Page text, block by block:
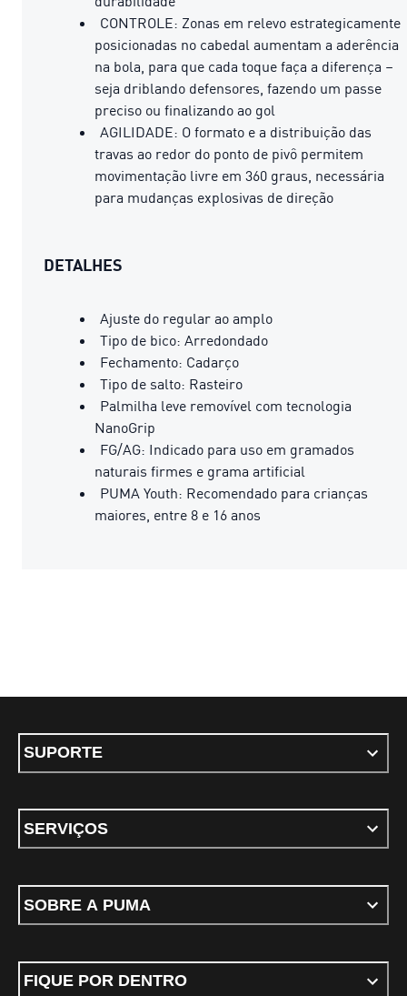
CONTROLE: Zonas em relevo estrategicamente
posicionadas no cabedal aumentam a aderência
na bola, para que cada toque faça a diferença –
seja driblando defensores, fazendo um passe
preciso ou finalizando ao gol
AGILIDADE: O formato e a distribuição das
travas ao redor do ponto de pivô permitem
movimentação livre em 360 graus, necessária
para mudanças explosivas de direção
DETALHES
Ajuste do regular ao amplo
Tipo de bico: Arredondado
Fechamento: Cadarço
Tipo de salto: Rasteiro
Palmilha leve removível com tecnologia
NanoGrip
FG/AG: Indicado para uso em gramados
naturais firmes e grama artificial
PUMA Youth: Recomendado para crianças
maiores, entre 8 e 16 anos
SUPORTE
SERVIÇOS
SOBRE A PUMA
FIQUE POR DENTRO